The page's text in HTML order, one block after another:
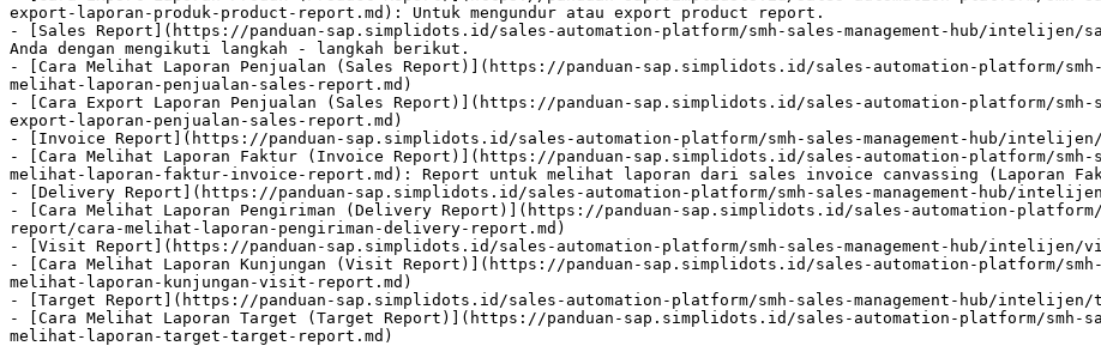
export-laporan-produk-product-report.md): Untuk mengundur atau export product report.
- [Sales Report](https://panduan-sap.simplidots.id/sales-automation-platform/smh-sales-management-hub/intelijen/
Anda dengan mengikuti langkah - langkah berikut.
- [Cara Melihat Laporan Penjualan (Sales Report)](https://panduan-sap.simplidots.id/sales-automation-platform/
melihat-laporan-penjualan-sales-report.md)
- [Cara Export Laporan Penjualan (Sales Report)](https://panduan-sap.simplidots.id/sales-automation-platform/
export-laporan-penjualan-sales-report.md)
- [Invoice Report](https://panduan-sap.simplidots.id/sales-automation-platform/smh-sales-management-hub/
- [Cara Melihat Laporan Faktur (Invoice Report)](https://panduan-sap.simplidots.id/sales-automation-platform/
melihat-laporan-faktur-invoice-report.md): Report untuk melihat laporan dari sales invoice canvassing (Laporan
- [Delivery Report](https://panduan-sap.simplidots.id/sales-automation-platform/smh-sales-management-hub/
- [Cara Melihat Laporan Pengiriman (Delivery Report)](https://panduan-sap.simplidots.id/sales-automation-
report/cara-melihat-laporan-pengiriman-delivery-report.md)
- [Visit Report](https://panduan-sap.simplidots.id/sales-automation-platform/smh-sales-management-hub/intelijen/
- [Cara Melihat Laporan Kunjungan (Visit Report)](https://panduan-sap.simplidots.id/sales-automation-platform/
melihat-laporan-kunjungan-visit-report.md)
- [Target Report](https://panduan-sap.simplidots.id/sales-automation-platform/smh-sales-management-hub/intelijen/
- [Cara Melihat Laporan Target (Target Report)](https://panduan-sap.simplidots.id/sales-automation-platform/smh-